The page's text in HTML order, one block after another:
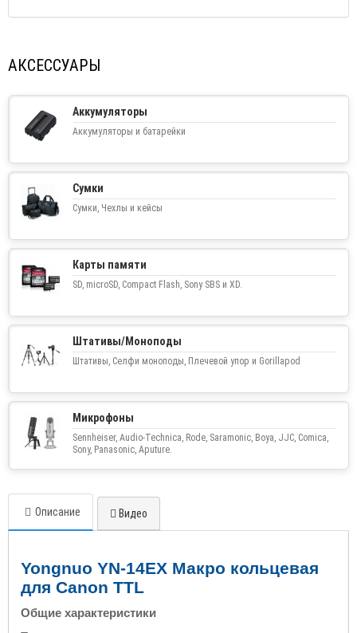
АКСЕССУАРЫ
Аккумуляторы
Аккумуляторы и батарейки
Сумки
Сумки, Чехлы и кейсы
Карты памяти
SD, microSD, Compact Flash, Sony SBS и XD.
Штативы/Моноподы
Штативы, Селфи моноподы, Плечевой упор и Gorillapod
Микрофоны
Sennheiser, Audio-Technica, Rode, Saramonic, Boya, JJC, Comica,
Sony, Panasonic, Aputure.
Описание Видео
Yongnuo YN-14EX Макро кольцевая
для Canon TTL
Общие характеристики